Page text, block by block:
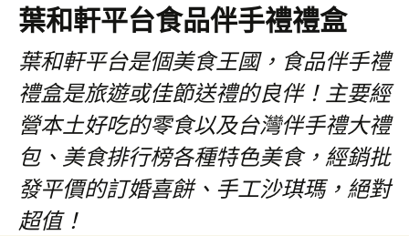
葉和軒平台食品伴手禮禮盒
葉和軒平台是個美食王國，食品伴手禮
禮盒是旅遊或佳節送禮的良伴！主要經
營本土好吃的零食以及台灣伴手禮大禮
包、美食排行榜各種特色美食，經銷批
發平價的訂婚喜餅、手工沙琪瑪，絕對
超值！